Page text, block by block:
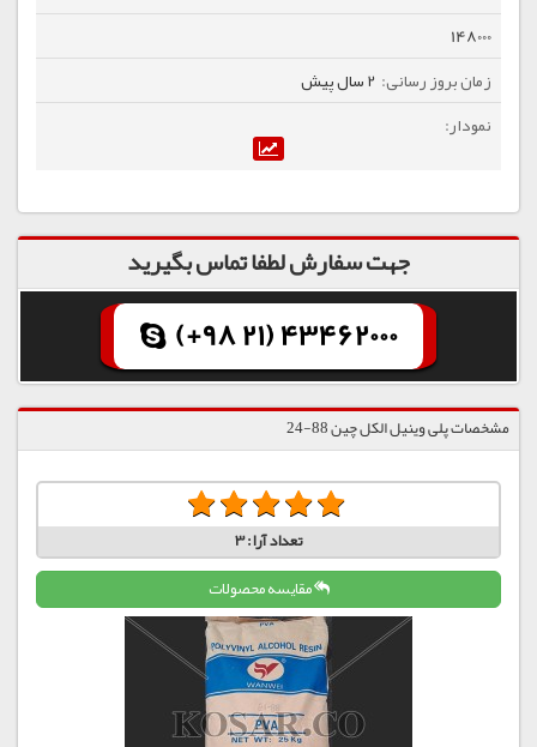
148000
2 سال پیش
جهت سفارش لطفا تماس بگیرید
(+98 21) 43462000
مشخصات پلی وینیل الکل چین 88-24
تعداد آرا:3
مقایسه محصولات